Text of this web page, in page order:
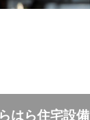
はら住宅設備